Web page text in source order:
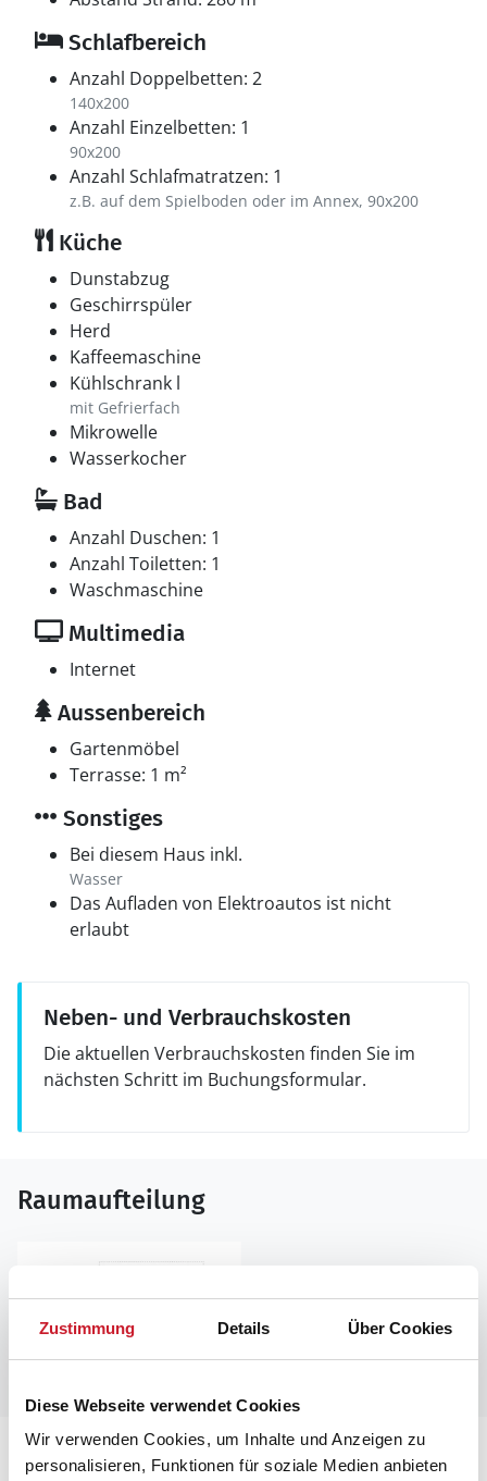
Zustimmung Details Über Cookies
Diese Webseite verwendet Cookies
Wir verwenden Cookies, um Inhalte und Anzeigen zu
personalisieren, Funktionen für soziale Medien anbieten
Schlafbereich
Anzahl Doppelbetten: 2
140x200
Anzahl Einzelbetten: 1
90x200
Anzahl Schlafmatratzen: 1
z.B. auf dem Spielboden oder im Annex, 90x200
Küche
Dunstabzug
Geschirrspüler
Herd
Kaffeemaschine
Kühlschrank l
mit Gefrierfach
Mikrowelle
Wasserkocher
Bad
Anzahl Duschen: 1
Anzahl Toiletten: 1
Waschmaschine
Multimedia
Internet
Aussenbereich
Gartenmöbel
Terrasse: 1 m²
Sonstiges
Bei diesem Haus inkl.
Wasser
Das Aufladen von Elektroautos ist nicht
erlaubt
Neben- und Verbrauchskosten
Die aktuellen Verbrauchskosten finden Sie im
nächsten Schritt im Buchungsformular.
Raumaufteilung
Lageplan